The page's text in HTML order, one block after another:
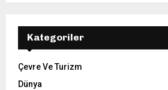
Kategoriler
Çevre Ve Turizm
Dünya